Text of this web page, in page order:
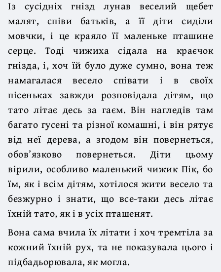
Із сусідніх гнізд лунав веселий щебет
малят, співи батьків, а її діти сиділи
мовчки, і це краяло її маленьке пташине
серце. Тоді чижиха сідала на краєчок
гнізда, і, хоч їй було дуже сумно, вона теж
намагалася весело співати і в своїх
пісеньках завжди розповідала дітям, що
тато літає десь за гаєм. Він нагледів там
багато гусені та різної комашні, і він рятує
від неї дерева, а згодом він повернеться,
обов’язково повернеться. Діти цьому
вірили, особливо маленький чижик Пік, бо
їм, як і всім дітям, хотілося жити весело та
безжурно і знати, що все-таки десь літає
їхній тато, як і в усіх пташенят.
Вона сама вчила їх літати і хоч тремтіла за
кожний їхній рух, та не показувала цього і
підбадьорювала, як могла.